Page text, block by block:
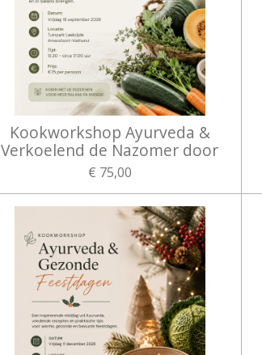
Kookworkshop Ayurveda &
Verkoelend de Nazomer door
€ 75,00